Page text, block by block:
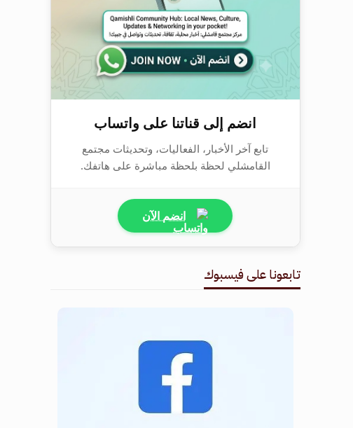
انضم إلى قناتنا على واتساب
تابع آخر الأخبار، الفعاليات، وتحديثات مجتمع
القامشلي لحظة بلحظة مباشرة على هاتفك.
انضم الآن
تابعونا على فيسبوك